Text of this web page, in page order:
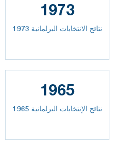
1973
نتائج الانتخابات البرلمانية 1973
1965
نتائج الإنتخابات البرلمانية 1965